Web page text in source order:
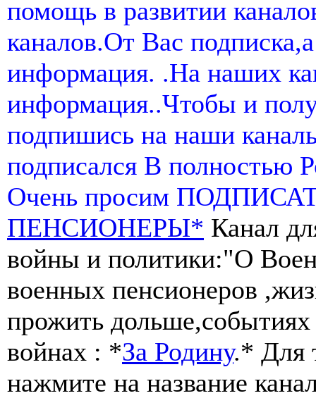
помощь в развитии
каналов.От Вас
информация. .На наших
информация..Чтобы и
подпишись на наши
подписался В полностью
Очень просим
ПЕНСИОНЕРЫ* Канал
войны и политики:"О
военных пенсионеров
прожить
войнах : *За Родину.* Для
нажмите на название